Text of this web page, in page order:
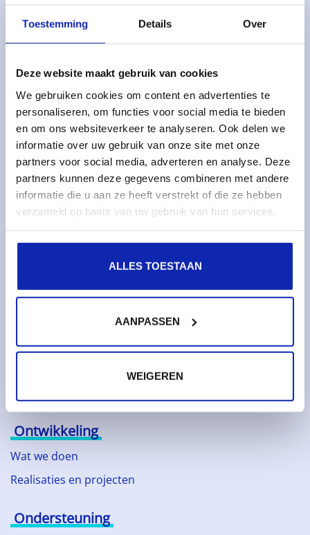
Toestemming Details Over
Deze website maakt gebruik van cookies
We gebruiken cookies om content en advertenties te
personaliseren, om functies voor social media te bieden
en om ons websiteverkeer te analyseren. Ook delen we
informatie over uw gebruik van onze site met onze
partners voor social media, adverteren en analyse. Deze
partners kunnen deze gegevens combineren met andere
informatie die u aan ze heeft verstrekt of die ze hebben
verzameld op basis van uw gebruik van hun services.
ALLES TOESTAAN
AANPASSEN
WEIGEREN
Oplossingen
Dedicated servers
Monitoring & metrics
Cloud servers
Cloudopslag
Diensten
Domeinnamen
SSL certificaten
Over Kinamo
Duurzaam ondernemen
Technologische partners
Ontwikkeling
Wat we doen
Realisaties en projecten
Ondersteuning